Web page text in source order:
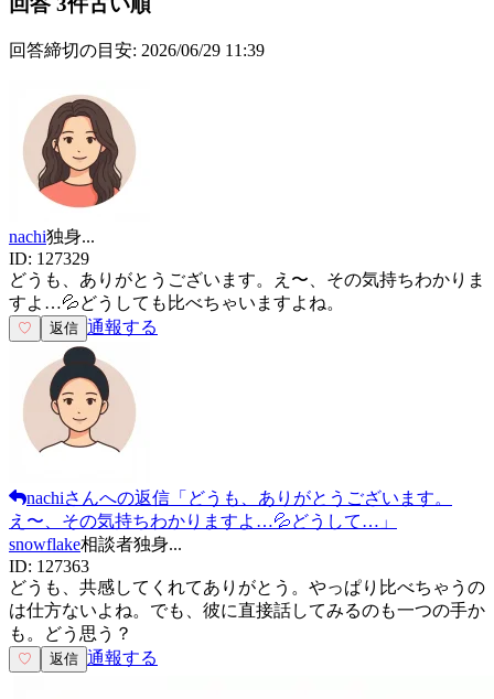
回答締切の目安: 2026/06/29 11:39
nachi独身...
ID: 127329
どうも、ありがとうございます。え〜、その気持ちわかりま
すよ…💦どうしても比べちゃいますよね。
♡ 返信 通報する
nachiさんへの返信 「 どうも、ありがとうございます。
え〜、その気持ちわかりますよ…💦どうして… 」
snowflake相談者独身...
ID: 127363
どうも、共感してくれてありがとう。やっぱり比べちゃうの
は仕方ないよね。でも、彼に直接話してみるのも一つの手か
も。どう思う？
♡ 返信 通報する